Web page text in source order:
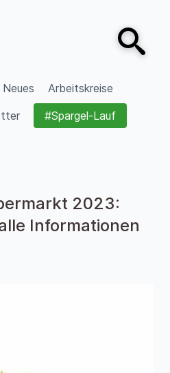
Neues
Arbeitskreise
#Spargel-Lauf
Open
2023:
Informationen